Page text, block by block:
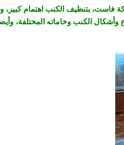
فاست، بتنظيف الكنب اهتمام كبير،
الكنب وخاماته المختلفة،